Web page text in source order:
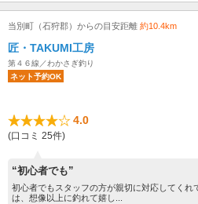
当別町（石狩郡）からの目安距離 約10.4km
匠・TAKUMI工房
第４６線／わかさぎ釣り
ネット予約OK
4.0
(口コミ 25件)
“初心者でも”
初心者でもスタッフの方が親切に対応してくれ
は、想像以上に釣れて嬉し...